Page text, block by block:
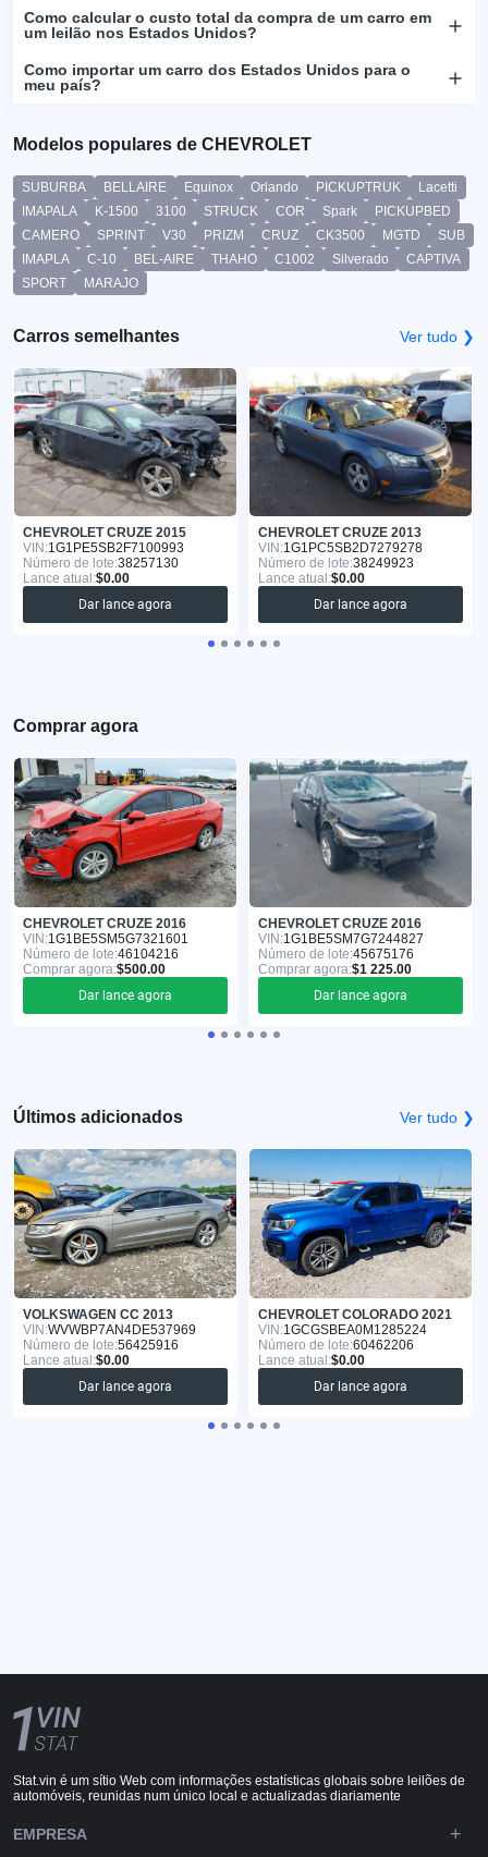
Como calcular o custo total da compra de um carro em
um leilão nos Estados Unidos?
Como importar um carro dos Estados Unidos para o
meu país?
Modelos populares de CHEVROLET
SUBURBA BELLAIRE Equinox Orlando PICKUPTRUK
Lacetti
IMAPALA
K-1500 3100 STRUCK COR Spark
PICKUPBED
CAMERO
SPRINT V30 PRIZM CRUZ CK3500 MGTD
SUB
IMAPLA
C-10 BEL-AIRE THAHO C1002 Silverado
CAPTIVA
SPORT
MARAJO
Carros semelhantes Ver tudo ❯
CHEVROLET CRUZE 2015
VIN:1G1PE5SB2F7100993
Número de lote:38257130
Lance atual:$0.00
Dar lance agora
CHEVROLET CRUZE 2013
VIN:1G1PC5SB2D7279278
Número de lote:38249923
Lance atual:$0.00
Dar lance agora
Comprar agora
CHEVROLET CRUZE 2016
VIN:1G1BE5SM5G7321601
Número de lote:46104216
Comprar agora:$500.00
Dar lance agora
CHEVROLET CRUZE 2016
VIN:1G1BE5SM7G7244827
Número de lote:45675176
Comprar agora:$1 225.00
Dar lance agora
Últimos adicionados Ver tudo ❯
VOLKSWAGEN CC 2013
VIN:WVWBP7AN4DE537969
Número de lote:56425916
Lance atual:$0.00
Dar lance agora
CHEVROLET COLORADO 2021
VIN:1GCGSBEA0M1285224
Número de lote:60462206
Lance atual:$0.00
Dar lance agora
Stat.vin é um sítio Web com informações estatísticas globais sobre leilões de
automóveis, reunidas num único local e actualizadas diariamente
EMPRESA